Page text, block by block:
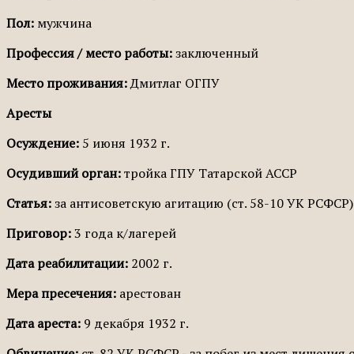
Пол: мужчина
Профессия / место работы:заключенный
Место проживания:Дмитлаг ОГПУ
Аресты
Осуждение: 5 июня 1932 г.
Осудивший орган:тройка ГПУ Татарской АССР
Статья:за антисоветскую агитацию (ст. 58-10 УК РСФСР)
Приговор:3 года к/лагерей
Дата реабилитации: 2002 г.
Мера пресечения: арестован
Дата ареста: 9 декабря 1932 г.